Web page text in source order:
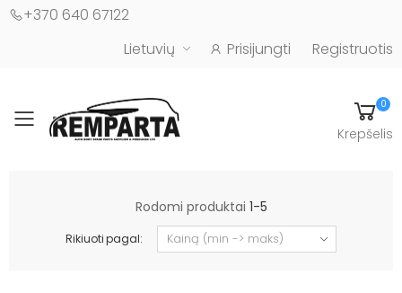
+370 640 67122
Lietuvių
Prisijungti Registruotis
Toggle mobile menu
0
Krepšelis
Rodomi produktai 1-5
Rikiuoti pagal: